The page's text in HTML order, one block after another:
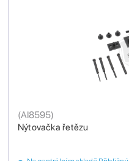
Nýtovačka řetězu
(AI8595)